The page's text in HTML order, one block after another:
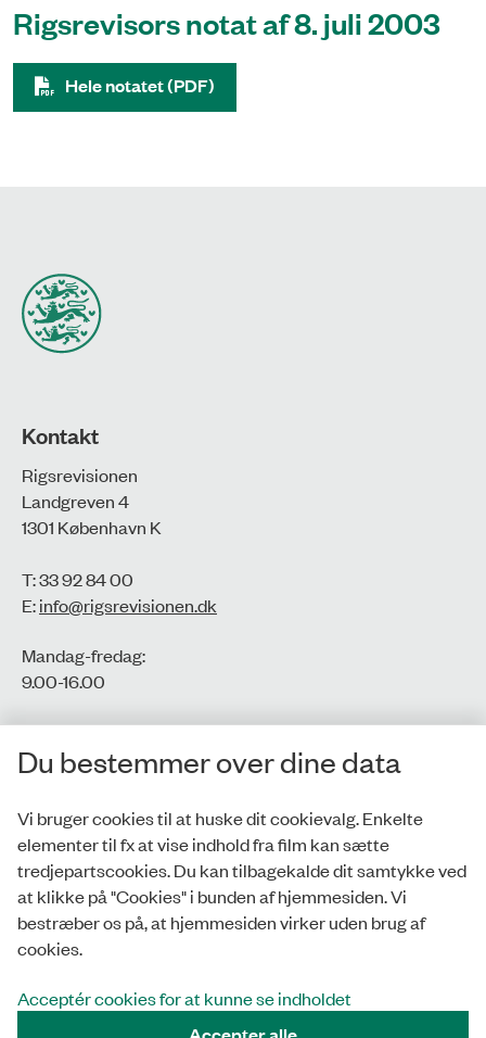
Rigsrevisors notat af 8. juli 2003
Hele notatet (PDF)
Kontakt
Rigsrevisionen
Landgreven 4
1301 København K
T: 33 92 84 00
E:info@rigsrevisionen.dk
Mandag-fredag:
9.00-16.00​
CVR-nr.: 77806113
EAN-nr.: 5798000016002
Privatlivspolitik
Whistleblowerordning
Tilgængelighedserklæring
Du bestemmer over dine data
Vi bruger cookies til at huske dit cookievalg. Enkelte
elementer til fx at vise indhold fra film kan sætte
tredjepartscookies. Du kan tilbagekalde dit samtykke ved
at klikke på "Cookies" i bunden af hjemmesiden. Vi
bestræber os på, at hjemmesiden virker uden brug af
cookies.
Acceptér cookies for at kunne se indholdet